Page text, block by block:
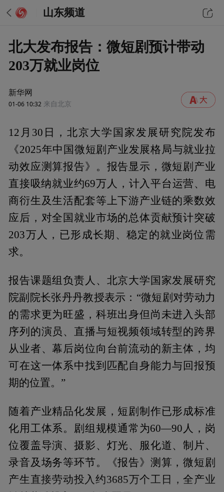
山东频道
北大发布报告：微短剧预计带动
203万就业岗位
新华网
01-06 10:32 来自北京
12月30日，北京大学国家发展研究院发布
《2025年中国微短剧产业发展格局与就业拉
动效应测算报告》。报告显示，微短剧产业
直接吸纳就业约69万人，计入平台运营、电
商衍生及生活配套等上下游产业链的乘数效
应后，对全国就业市场的总体贡献预计突破
203万人，已形成长期、稳定的就业岗位需
求。
报告课题组负责人、北京大学国家发展研究
院副院长张丹丹教授表示：“微短剧对劳动力
的需求更为旺盛，科班出身但尚未进入头部
序列的演员、直播与短视频领域转型的跨界
从业者、幕后岗位向台前流动的新主体，均
可在这一体系中找到匹配自身能力与回报预
期的位置。”
随着产业精品化发展，短剧制作已形成标准
化用工体系。剧组规模通常为60—90人，岗
位覆盖导演、摄影、灯光、服化道、制片、
录音及场务等环节。《报告》测算，微短剧
产生直接劳动投入约3685万个工日，全产业